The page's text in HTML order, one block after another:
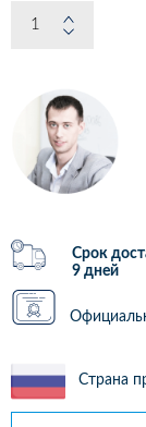
Срок
9 дней
Страна